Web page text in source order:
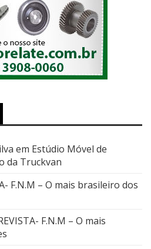
em Estúdio Móvel de
da Truckvan
F.N.M – O mais brasileiro dos
F.N.M – O mais